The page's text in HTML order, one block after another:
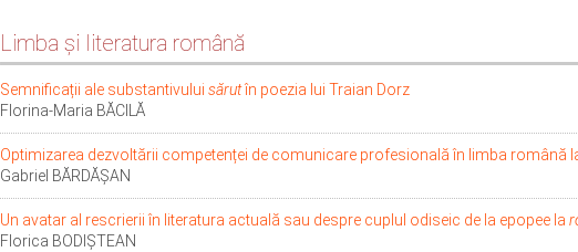
Limba şi literatura română
Semnificații ale substantivului sărutîn poezia lui Traian Dorz
Florina-Maria BĂCILĂ
Optimizarea dezvoltării competenței de comunicare profesională în limba română
Gabriel BĂRDĂȘAN
Un avatar al rescrierii în literatura actuală sau despre cuplul odiseic de la epopee la
Florica BODIŞTEAN